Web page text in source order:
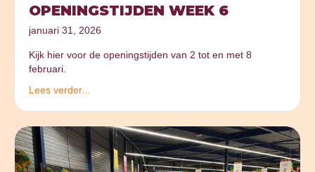
OPENINGSTIJDEN WEEK 6
januari 31, 2026
Kijk hier voor de openingstijden van 2 tot en met 8
februari.
Lees verder...